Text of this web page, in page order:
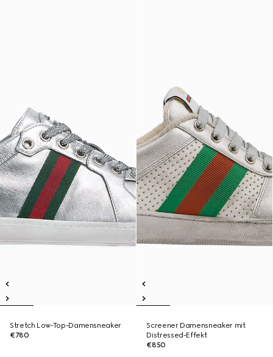
Stretch Low-Top-Damensneaker
€780
Screener Damensneaker mit
Distressed-Effekt
€850